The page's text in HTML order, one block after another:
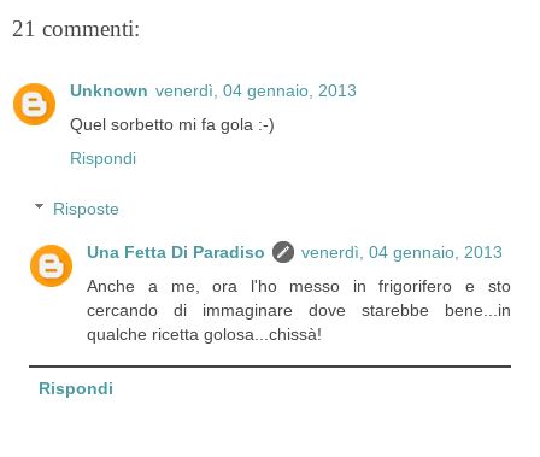
21 commenti:
Unknown venerdì, 04 gennaio, 2013
Quel sorbetto mi fa gola :-)
Rispondi
Risposte
Una Fetta Di Paradiso
venerdì, 04 gennaio, 2013
Anche a me, ora l'ho messo in frigorifero e sto
cercando di immaginare dove starebbe bene...in
qualche ricetta golosa...chissà!
Rispondi